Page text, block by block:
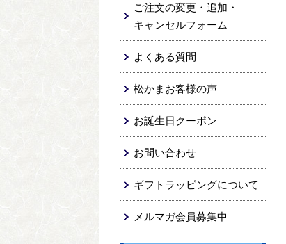
ご注文の変更・追加・
キャンセルフォーム
よくある質問
松かまお客様の声
お誕生日クーポン
お問い合わせ
ギフトラッピングについて
メルマガ会員募集中